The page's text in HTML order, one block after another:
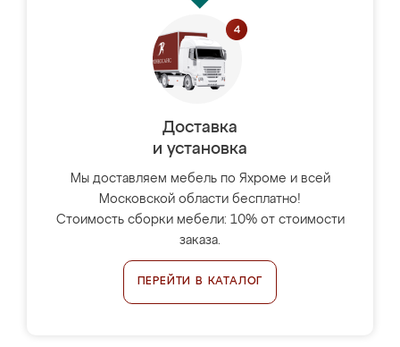
Доставка
и установка
Мы доставляем мебель по Яхроме и всей
Московской области бесплатно!
Стоимость сборки мебели: 10% от стоимости
заказа.
ПЕРЕЙТИ В КАТАЛОГ